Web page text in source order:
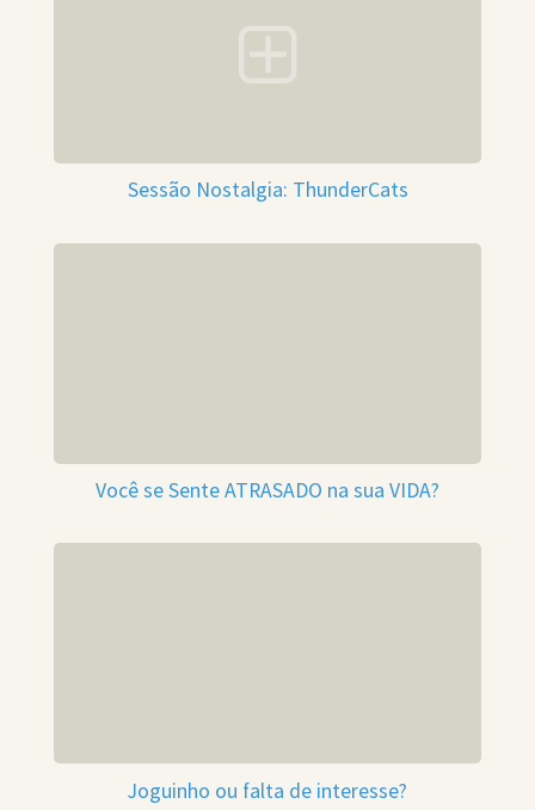
Sessão Nostalgia: ThunderCats
Você se Sente ATRASADO na sua VIDA?
Joguinho ou falta de interesse?